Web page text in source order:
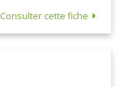
Consulter cette fiche